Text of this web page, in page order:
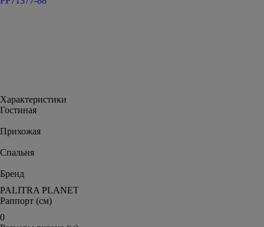
Характеристики
Гостиная
Прихожая
Спальня
Бренд
PALITRA PLANET
Раппорт (см)
0